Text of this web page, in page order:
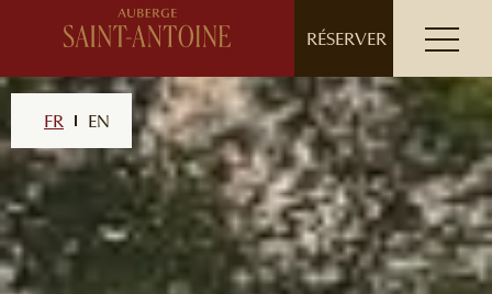
// ensure leading slash
RÉSERVER